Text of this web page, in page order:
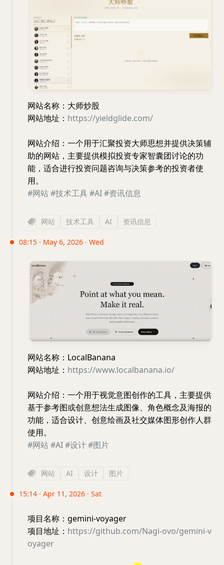
网站名称：大师炒股
网站地址： https://yieldglide.com/
网站介绍：一个用于汇聚投资大师思想并提供决策辅
助的网站，主要提供模拟投资专家智囊团讨论的功
能，适合进行投资问题咨询与决策参考的投资者使
用。
#网站#技术工具#AI#资讯信息
网站 技术工具 AI 资讯信息
08:15 · May 6, 2026 · Wed
网站名称：LocalBanana
网站地址： https://www.localbanana.io/
网站介绍：一个用于视觉意图创作的工具，主要提供
基于参考图或创意想法生成图像、角色概念及海报的
功能，适合设计、创意绘画及社交媒体图形创作人群
使用。
#网站#AI#设计#图片
网站 AI 设计 图片
15:14 · Apr 11, 2026 · Sat
项目名称：gemini-voyager
项目地址： https://github.com/Nagi-ovo/gemini-v
oyager